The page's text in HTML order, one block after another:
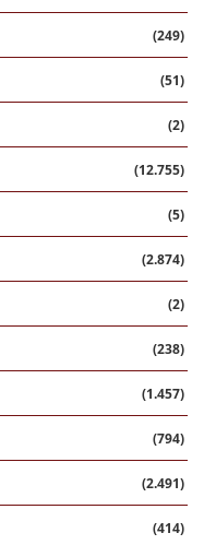
(249)
(51)
(2)
(12.755)
(5)
(2.874)
(2)
(238)
(1.457)
(794)
(2.491)
(414)